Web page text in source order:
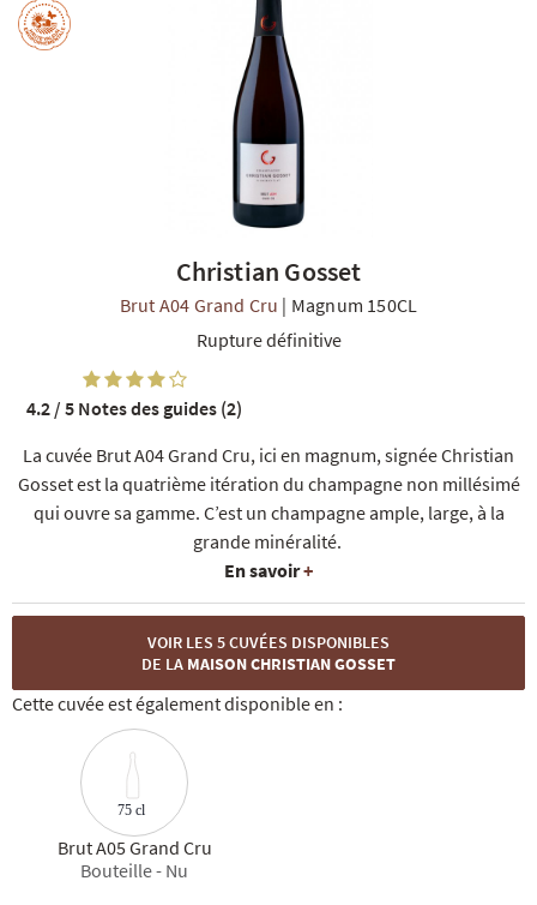
NOS COFFRETS DÉCOUVERTES NOS MEILLEURES VENTES
Christian Gosset
Brut A04 Grand Cru | Magnum 150CL
Rupture définitive
La cuvée Brut A04 Grand Cru, ici en magnum, signée Christian
Gosset est la quatrième itération du champagne non millésimé
qui ouvre sa gamme. C’est un champagne ample, large, à la
grande minéralité.
En savoir+
4.2 / 5 Notes des guides (2)
VOIR LES 5 CUVÉES DISPONIBLES
DE LA MAISON CHRISTIAN GOSSET
Cette cuvée est également disponible en :
75 cl
Brut A05 Grand Cru
Bouteille - Nu